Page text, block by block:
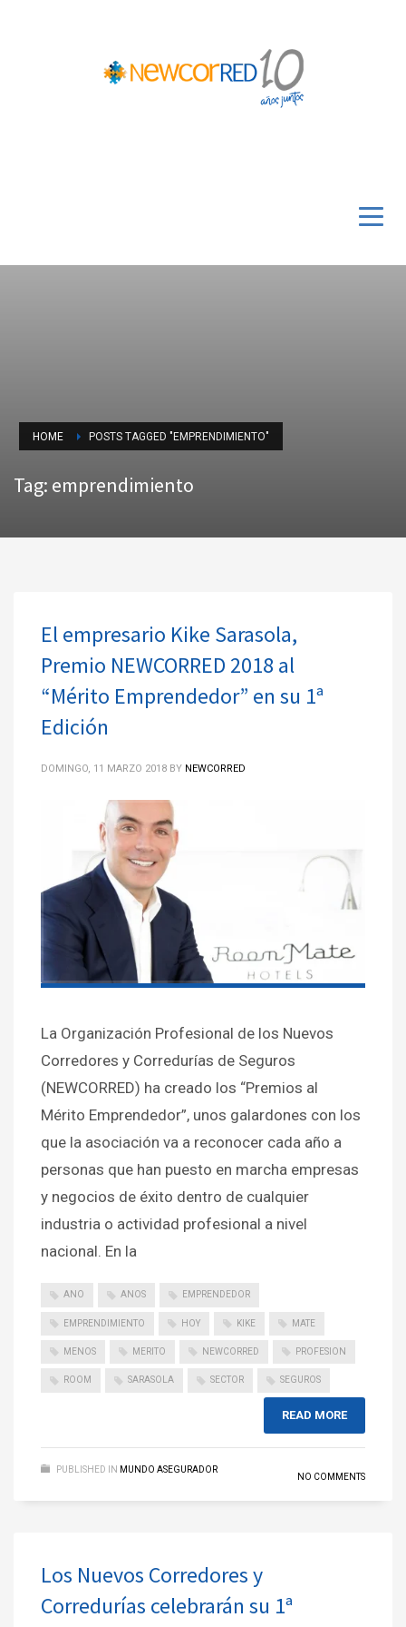
HOME POSTS TAGGED "EMPRENDIMIENTO"
Tag: emprendimiento
El empresario Kike Sarasola,
Premio NEWCORRED 2018 al
“Mérito Emprendedor” en su 1ª
Edición
DOMINGO, 11 MARZO 2018 BY NEWCORRED
La Organización Profesional de los Nuevos
Corredores y Corredurías de Seguros
(NEWCORRED) ha creado los “Premios al
Mérito Emprendedor”, unos galardones con los
que la asociación va a reconocer cada año a
personas que han puesto en marcha empresas
y negocios de éxito dentro de cualquier
industria o actividad profesional a nivel
nacional. En la
ANO ANOS EMPRENDEDOR
EMPRENDIMIENTO HOY KIKE MATE
MENOS MERITO NEWCORRED PROFESION
ROOM SARASOLA SECTOR SEGUROS
READ MORE
PUBLISHED IN MUNDO ASEGURADOR
NO COMMENTS
Los Nuevos Corredores y
Corredurías celebrarán su 1ª